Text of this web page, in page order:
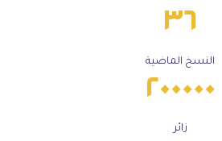
٣٦
النسخ الماضية
٢٠٠٠٠٠
زائر